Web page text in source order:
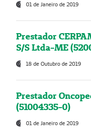
01 de Janeiro de 2019
Prestador
S/S Ltda-ME
18 de Outubro de 2019
Prestador
(51004335-0)
01 de Janeiro de 2019